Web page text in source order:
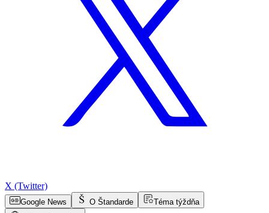
X (Twitter)
Google News O Štandarde
Téma týždňa